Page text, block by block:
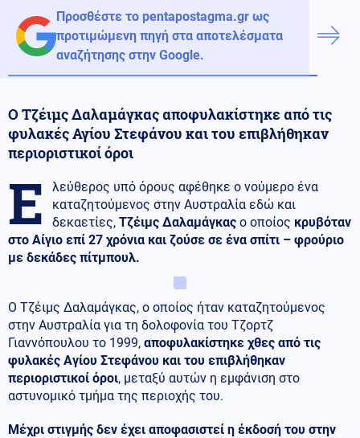
Προσθέστε το pentapostagma.gr ως
προτιμώμενη πηγή στα αποτελέσματα
αναζήτησης στην Google.
Ο Τζέιμς Δαλαμάγκας αποφυλακίστηκε από τις
φυλακές Αγίου Στεφάνου και του επιβλήθηκαν
περιοριστικοί όροι
Ε
λεύθερος υπό όρους αφέθηκε ο νούμερο ένα
καταζητούμενος στην Αυστραλία εδώ και
δεκαετίες, Τζέιμς Δαλαμάγκας ο οποίος κρυβόταν
στο Αίγιο επί 27 χρόνια και ζούσε σε ένα σπίτι – φρούριο
με δεκάδες πίτμπουλ.
Ο Τζέιμς Δαλαμάγκας, ο οποίος ήταν καταζητούμενος
στην Αυστραλία για τη δολοφονία του Τζορτζ
Γιαννόπουλου το 1999, αποφυλακίστηκε χθες από τις
φυλακές Αγίου Στεφάνου και του επιβλήθηκαν
περιοριστικοί όροι, μεταξύ αυτών η εμφάνιση στο
αστυνομικό τμήμα της περιοχής του.
Μέχρι στιγμής δεν έχει αποφασιστεί η έκδοσή του στην